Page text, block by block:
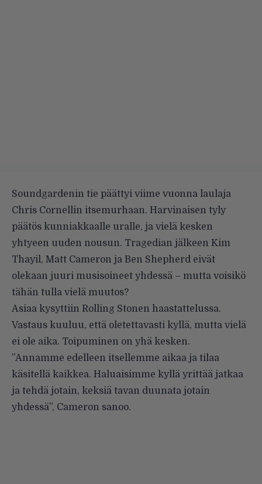
Soundgardenin tie päättyi viime vuonna laulaja
Chris Cornellin itsemurhaan. Harvinaisen tyly
päätös kunniakkaalle uralle, ja vielä kesken
yhtyeen uuden nousun. Tragedian jälkeen Kim
Thayil, Matt Cameron ja Ben Shepherd eivät
olekaan juuri musisoineet yhdessä – mutta voisikö
tähän tulla vielä muutos?
Asiaa kysyttiin Rolling Stonen haastattelussa.
Vastaus kuuluu, että oletettavasti kyllä, mutta vielä
ei ole aika. Toipuminen on yhä kesken.
”Annamme edelleen itsellemme aikaa ja tilaa
käsitellä kaikkea. Haluaisimme kyllä yrittää jatkaa
ja tehdä jotain, keksiä tavan duunata jotain
yhdessä”, Cameron sanoo.